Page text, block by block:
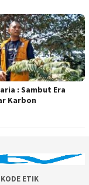
: Sambut Era
Karbon
KODE ETIK